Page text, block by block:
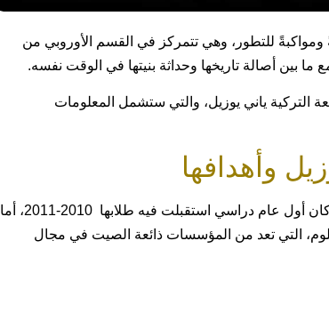
ومواكبةً للتطور، وهي تتمركز في القسم الأوروبي من
ما بين أصالة تاريخها وحداثة بنيتها في الوقت نفسه.
التركية ياني يوزيل، والتي ستشمل المعلومات
وأهدافها
تأسست جامعة يني يوزيل بشكل رسمي في تركيا عام 2009، وكان أول عام دراسي استقبلت فيه طلابها 2010-2011، أما
التي تعد من المؤسسات ذائعة الصيت في مجال